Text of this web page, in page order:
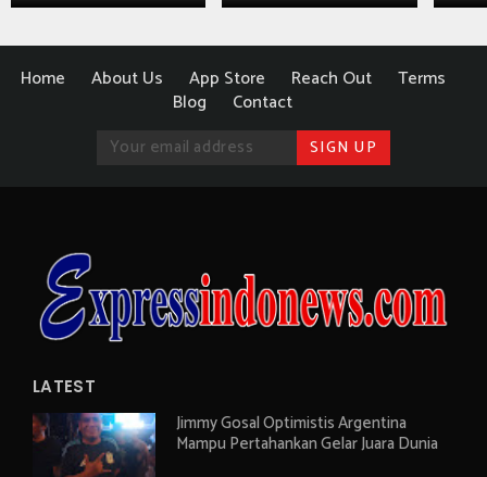
Home About Us App Store Reach Out
Terms
Blog
Contact
LATEST
Jimmy Gosal Optimistis Argentina
Mampu Pertahankan Gelar Juara Dunia